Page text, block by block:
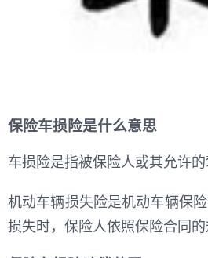
保险车损险是什么意思
车损险是指被保险人或其允许
机动车辆损失险是机动车辆保
损失时，保险人依照保险合同的